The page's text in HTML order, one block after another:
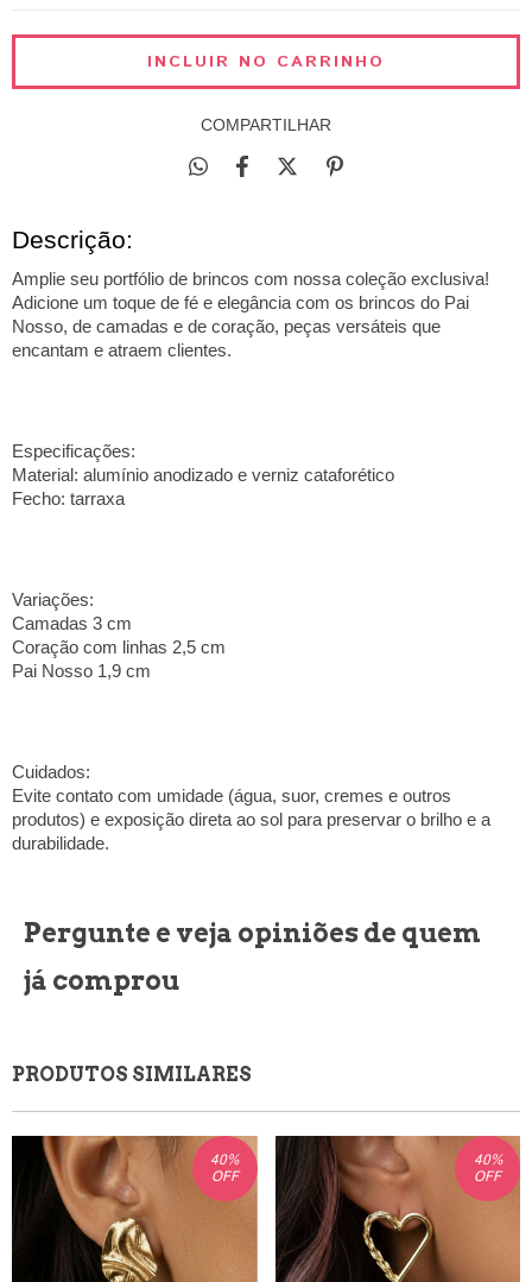
COMPARTILHAR
Descrição:
Amplie seu portfólio de brincos com nossa coleção exclusiva!
Adicione um toque de fé e elegância com os brincos do Pai
Nosso, de camadas e de coração, peças versáteis que
encantam e atraem clientes.
Especificações:
Material: alumínio anodizado e verniz cataforético
Fecho: tarraxa
Variações:
Camadas 3 cm
Coração com linhas 2,5 cm
Pai Nosso 1,9 cm
Cuidados:
Evite contato com umidade (água, suor, cremes e outros
produtos) e exposição direta ao sol para preservar o brilho e a
durabilidade.
Pergunte e veja opiniões de quem
já comprou
PRODUTOS SIMILARES
40%
OFF
40%
OFF